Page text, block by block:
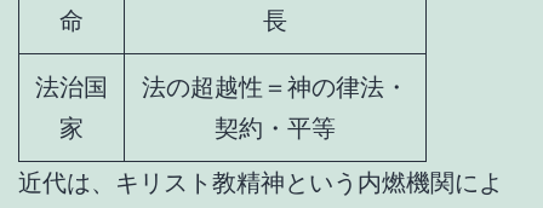
命
長
法治国
家
法の超越性＝神の律法・
契約・平等
近代は、キリスト教精神という内燃機関によ